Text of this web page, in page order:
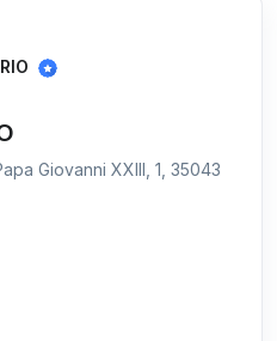
Giovanni XXIII, 1, 35043